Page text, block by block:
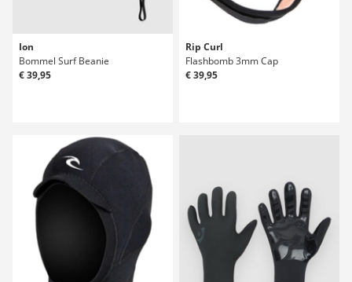
Ion
Bommel Surf Beanie
€ 39,95
Rip Curl
Flashbomb 3mm Cap
€ 39,95